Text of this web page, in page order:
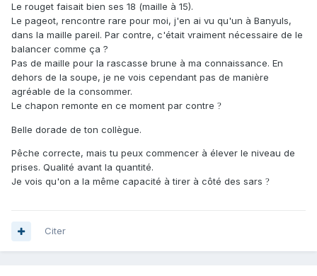
Le rouget faisait bien ses 18 (maille à 15).
Le pageot, rencontre rare pour moi, j'en ai vu qu'un à Banyuls,
dans la maille pareil. Par contre, c'était vraiment nécessaire de le
balancer comme ça ?
Pas de maille pour la rascasse brune à ma connaissance. En
dehors de la soupe, je ne vois cependant pas de manière
agréable de la consommer.
Le chapon remonte en ce moment par contre ?
Belle dorade de ton collègue.
Pêche correcte, mais tu peux commencer à élever le niveau de
prises. Qualité avant la quantité.
Je vois qu'on a la même capacité à tirer à côté des sars ?
Citer